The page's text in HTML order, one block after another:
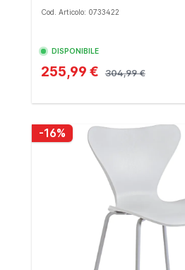
Cod. Articolo: 0733422
DISPONIBILE
255,99 € 304,99 €
-16%